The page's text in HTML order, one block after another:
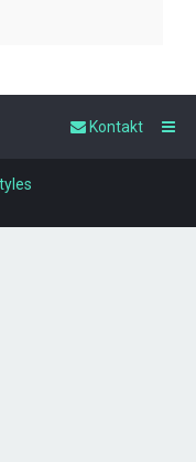
Kontakt